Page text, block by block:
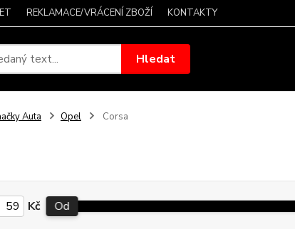
REKLAMACE/VRÁCENÍ ZBOŽÍ KONTAKTY
Hledat
Auta Opel Corsa
Kč Od